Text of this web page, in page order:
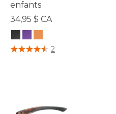
enfants
34,95 $ CA
5 sur 5 Évaluation des clients
2